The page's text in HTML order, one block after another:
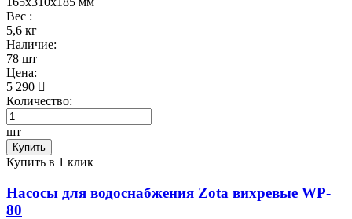
Вес :
5,6 кг
Наличие:
78 шт
Цена:
5 290
Количество:
шт
Купить
Купить в 1 клик
Насосы для водоснабжения Zota вихревые WP-
80